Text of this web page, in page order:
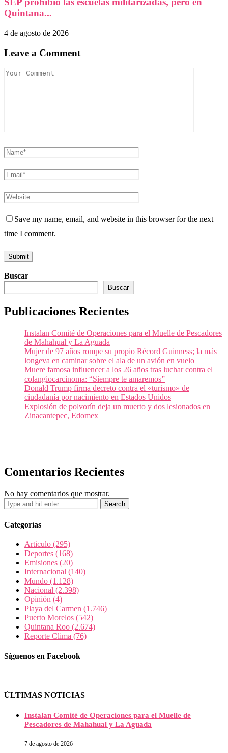
Quintana...
4 de agosto de 2026
Leave a Comment
Save my name, email, and website in this browser for the next
time I comment.
Buscar
Buscar
Publicaciones Recientes
Instalan Comité de Operaciones para el Muelle de Pescadores
de Mahahual y La Aguada
Mujer de 97 años rompe su propio Récord Guinness; la más
longeva en caminar sobre el ala de un avión en vuelo
Muere famosa influencer a los 26 años tras luchar contra el
colangiocarcinoma: “Siempre te amaremos”
Donald Trump firma decreto contra el «turismo» de
ciudadanía por nacimiento en Estados Unidos
Explosión de polvorín deja un muerto y dos lesionados en
Zinacantepec, Edomex
Comentarios Recientes
No hay comentarios que mostrar.
Categorías
Articulo (295)
Deportes (168)
Emisiones (20)
Internacional (140)
Mundo (1.128)
Nacional (2.398)
Opinión (4)
Playa del Carmen (1.746)
Puerto Morelos (542)
Quintana Roo (2.674)
Reporte Clima (76)
Síguenos en Facebook
ÚLTIMAS NOTICIAS
Instalan Comité de Operaciones para el Muelle de
Pescadores de Mahahual y La Aguada
7 de agosto de 2026